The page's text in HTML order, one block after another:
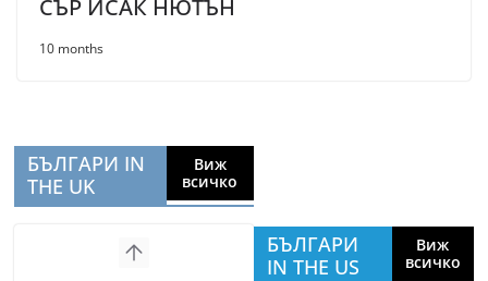
СЪР ИСАК НЮТЪН
10 months
БЪЛГАРИ IN
THE UK
Виж
всичко
БЪЛГАРИ
IN THE US
Виж
всичко